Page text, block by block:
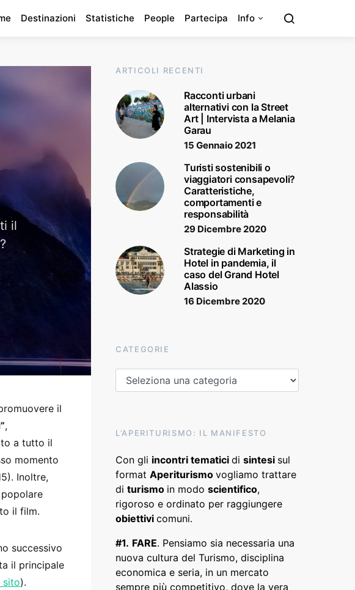
Destinazioni Statistiche People Partecipa Info
il
il
,
a tutto il
momento
Inoltre,
il film.
successivo
il principale
sito).
ARTICOLI RECENTI
Racconti urbani
alternativi con la Street
Art | Intervista a Melania
Garau
15 Gennaio 2021
Turisti sostenibili o
viaggiatori consapevoli?
Caratteristiche,
comportamenti e
responsabilità
29 Dicembre 2020
Strategie di Marketing in
Hotel in pandemia, il
caso del Grand Hotel
Alassio
16 Dicembre 2020
CATEGORIE
Categorie
L’APERITURISMO: IL MANIFESTO
Con gli incontri tematici di sintesi sul
format Aperiturismo vogliamo trattare
di turismo in modo scientifico,
rigoroso e ordinato per raggiungere
obiettivi comuni.
#1. FARE. Pensiamo sia necessaria una
nuova cultura del Turismo, disciplina
economica e seria, in un mercato
sempre più competitivo, dove la vera